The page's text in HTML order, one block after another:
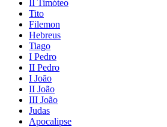
II Timóteo
Tito
Filemon
Hebreus
Tiago
I Pedro
II Pedro
I João
II João
III João
Judas
Apocalipse